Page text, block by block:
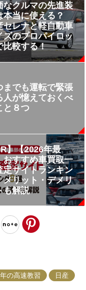
なクルマの先進装
本当に使える？
セレナと軽自動車
ズのプロパイロッ
比較する！
までも運転で緊張
人が憶えておくべ
と８つ
】【2026年最
おすすめ車買取一
定サイトランキン
メリット・デメリ
も解説
の高速教習 日産